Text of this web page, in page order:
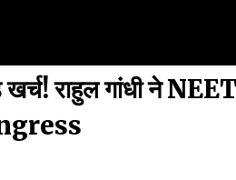
राहुल गांधी ने